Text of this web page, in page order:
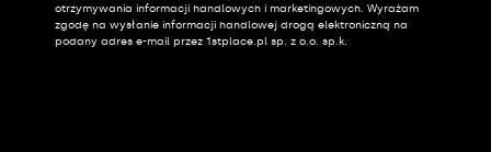
otrzymywania informacji handlowych i marketingowych. Wyrażam
zgodę na wysłanie informacji handlowej drogą elektroniczną na
podany adres e-mail przez 1stplace.pl sp. z o.o. sp.k.